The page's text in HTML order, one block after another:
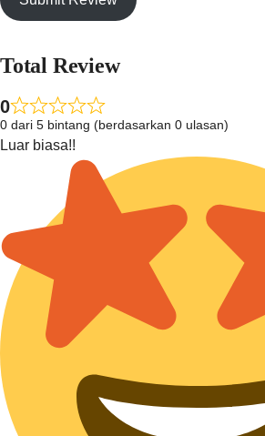
Total Review
0
0 dari 5 bintang (berdasarkan 0 ulasan)
Luar biasa!!